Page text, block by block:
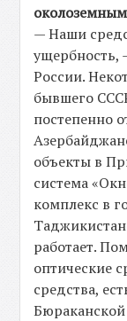
— Наши
ущербность,
России.
бывшего
постепенно
объекты в
система
комплекс в
работает.
оптические
средства,